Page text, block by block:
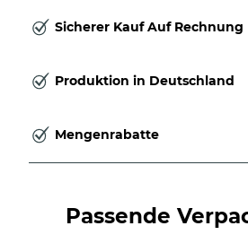
Sicherer Kauf Auf Rechnung
Produktion in Deutschland
Mengenrabatte
Passende